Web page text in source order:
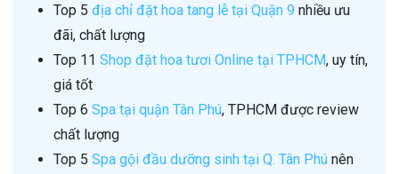
Top 5 địa chỉ đặt hoa tang lễ tại Quận 9 nhiều ưu
đãi, chất lượng
Top 11 Shop đặt hoa tươi Online tại TPHCM, uy tín,
giá tốt
Top 6 Spa tại quận Tân Phú, TPHCM được review
chất lượng
Top 5 Spa gội đầu dưỡng sinh tại Q. Tân Phú nên